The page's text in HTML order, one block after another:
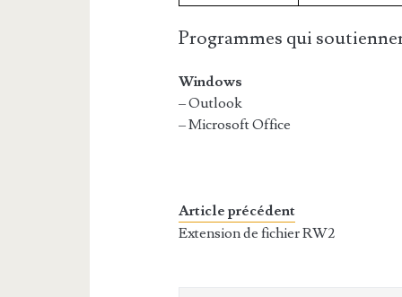
Programmes qui
Windows
– Outlook
– Microsoft Office
Article précédent
Extension de fichier RW2